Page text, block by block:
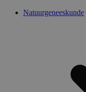
Natuurgeneeskunde